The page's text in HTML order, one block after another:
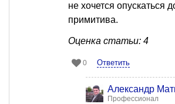
не хочется опускаться
примитива.
Оценка статьи: 4
0 Ответить
Александр
Профессионал